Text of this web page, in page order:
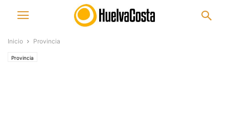
Inicio Provincia
Provincia